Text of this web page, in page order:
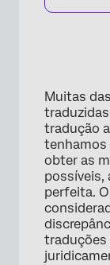
Muitas
tradução
tenhamos
obter as
possíveis,
perfeita.
traduções